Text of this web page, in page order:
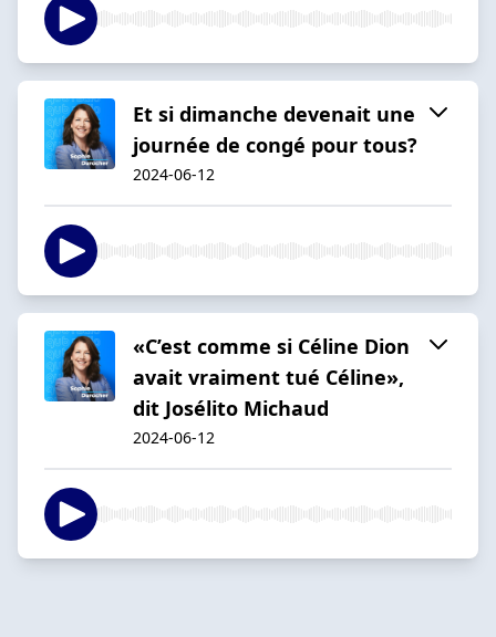
Et si dimanche devenait une
journée de congé pour tous?
2024-06-12
«C’est comme si Céline Dion
avait vraiment tué Céline»,
dit Josélito Michaud
2024-06-12